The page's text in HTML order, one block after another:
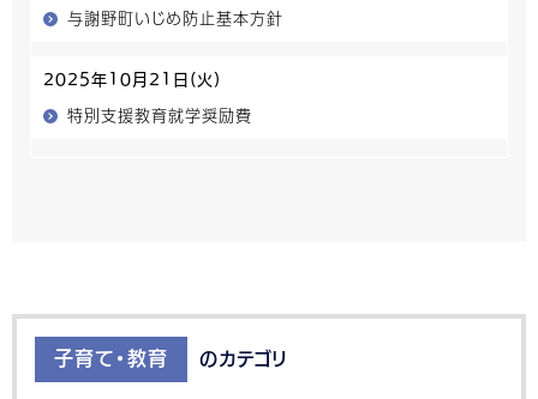
与謝野町いじめ防止基本方針
2025年10月21日(火)
特別支援教育就学奨励費
子育て・教育 のカテゴリ